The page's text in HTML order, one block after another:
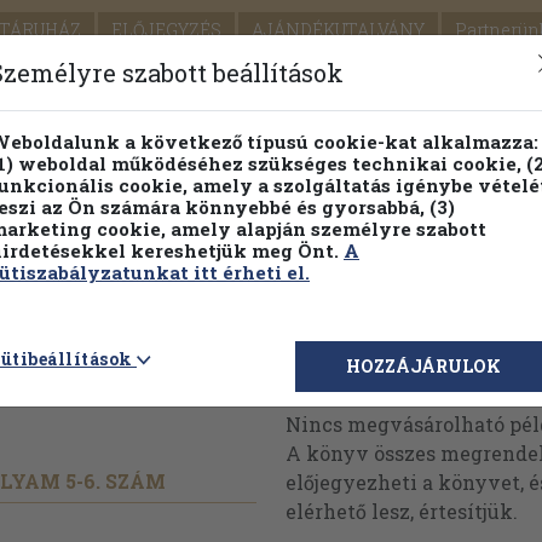
ELŐJEGYZÉS AJÁNDÉKUTALVÁNY
SEGÍTSÉG
PILLANATNYI ÁRAINK FENNTARTHATÓ
Részletes kereső Témaköri fa
5-6. SZÁM
Megvásárolható
Nincs megvásárolható
A könyv összes
előjegyezheti a könyvet,
elérhető lesz, értesítjük.
szabott beállítások
a következő típusú cookie-kat alkalmazza:
weboldal működéséhez szükséges technikai cookie,
cookie, amely a szolgáltatás igénybe
az Ön számára könnyebbé és gyorsabbá, (3)
cookie, amely alapján személyre szabott
kereshetjük meg Önt. A
itt érheti el.
HOZZÁJÁRULOK